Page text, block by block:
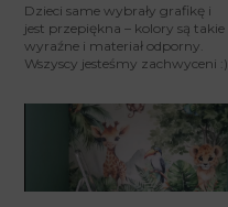
Dzieci same wybrały grafikę i
jest przepiękna – kolory są takie
wyraźne i materiał odporny.
Wszyscy jesteśmy zachwyceni :)